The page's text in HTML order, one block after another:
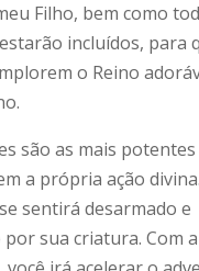
Filho, bem como
incluídos, para
o Reino
são as mais
a própria ação
sentirá desarmado e
sua criatura. Com